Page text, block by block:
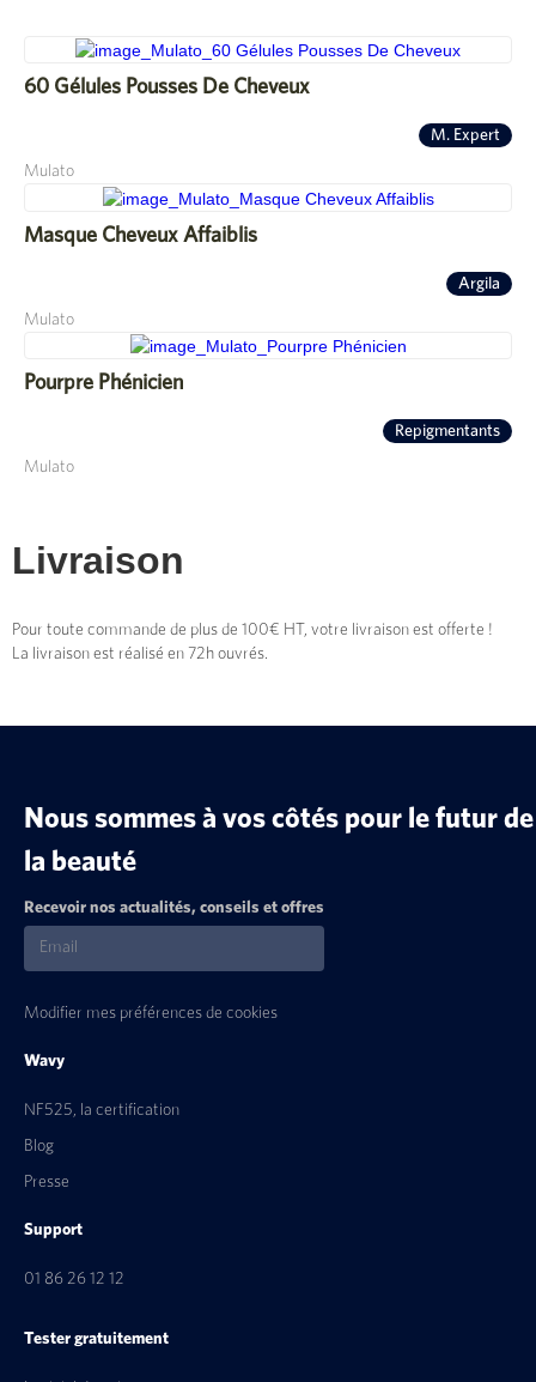
60 Gélules Pousses De Cheveux
M. Expert
Mulato
Masque Cheveux Affaiblis
Argila
Mulato
Pourpre Phénicien
Repigmentants
Mulato
Livraison
Pour toute commande de plus de 100€ HT, votre livraison est offerte !
La livraison est réalisé en 72h ouvrés.
Nous sommes à vos côtés pour le futur de
la beauté
Recevoir nos actualités, conseils et offres
Modifier mes préférences de cookies
Wavy
NF525, la certification
Blog
Presse
Support
01 86 26 12 12
Tester gratuitement